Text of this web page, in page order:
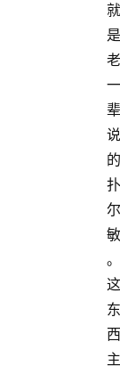
就
是
老
一
辈
说
的
扑
尔
敏
。
这
东
西
主